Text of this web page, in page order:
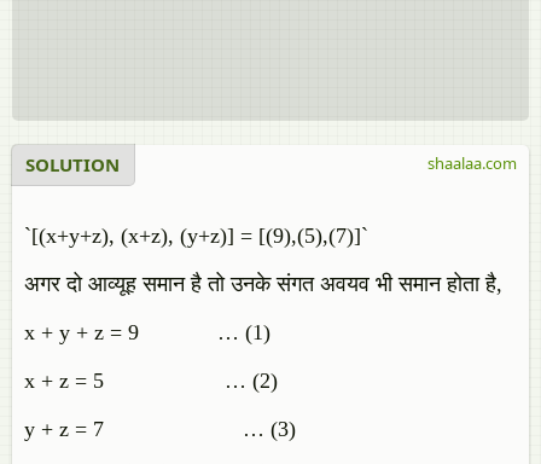
SOLUTION
`[(x+y+z), (x+z), (y+z)] = [(9),(5),(7)]`
अगर दो आव्यूह समान है तो उनके संगत अवयव भी समान होता है,
x + y + z = 9 … (1)
x + z = 5 … (2)
y + z = 7 … (3)
shaalaa.com